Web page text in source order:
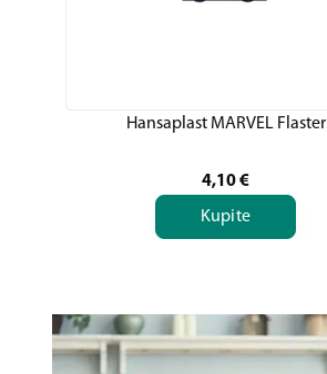
Hansaplast MARVEL Flaster
4,10€
Kupite